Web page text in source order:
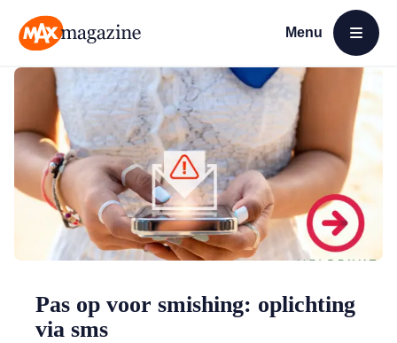
Menu
Open menu
Pas op voor smishing: oplichting
via sms